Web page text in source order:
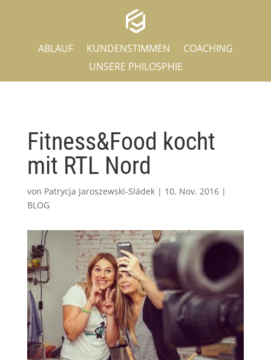
ABLAUF KUNDENSTIMMEN
COACHING
UNSERE PHILOSPHIE
Fitness&Food kocht
mit RTL Nord
von Patrycja Jaroszewski-Sládek| 10. Nov. 2016|
BLOG